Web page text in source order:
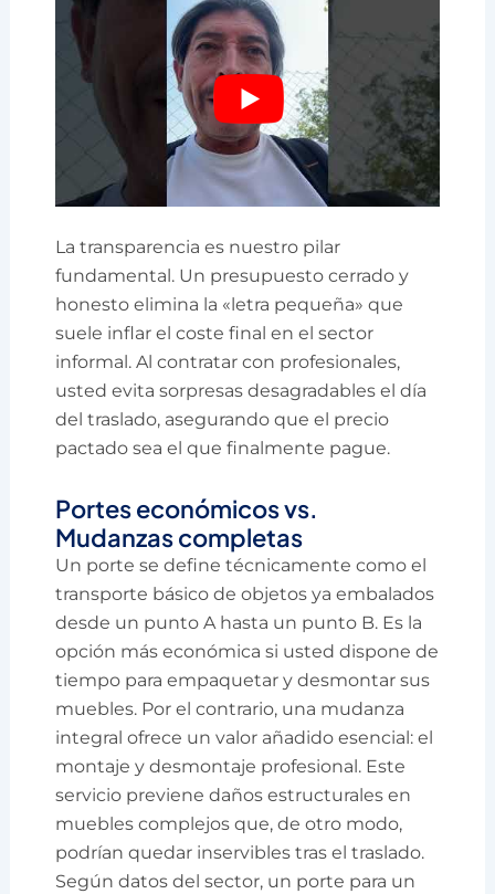
La transparencia es nuestro pilar
fundamental. Un presupuesto cerrado y
honesto elimina la «letra pequeña» que
suele inflar el coste final en el sector
informal. Al contratar con profesionales,
usted evita sorpresas desagradables el día
del traslado, asegurando que el precio
pactado sea el que finalmente pague.
Portes económicos vs.
Mudanzas completas
Un porte se define técnicamente como el
transporte básico de objetos ya embalados
desde un punto A hasta un punto B. Es la
opción más económica si usted dispone de
tiempo para empaquetar y desmontar sus
muebles. Por el contrario, una mudanza
integral ofrece un valor añadido esencial: el
montaje y desmontaje profesional. Este
servicio previene daños estructurales en
muebles complejos que, de otro modo,
podrían quedar inservibles tras el traslado.
Según datos del sector, un porte para un